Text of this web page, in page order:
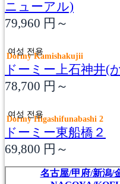
名古屋/甲府/新潟/
ニューアル)
79,960 円～
여성 전용
Dormy Kamishakujii
ドーミー上石神井(
78,700 円～
여성 전용
Dormy Higashifunabashi 2
ドーミー東船橋２
69,800 円～